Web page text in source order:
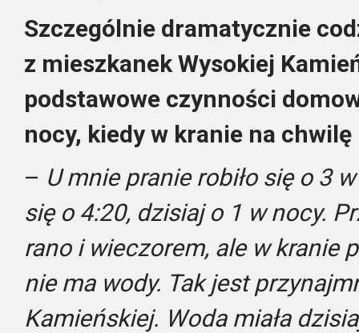
Szczególnie dramatycznie
z mieszkanek Wysokiej
podstawowe czynności
nocy, kiedy w kranie na
– U mnie pranie robiło się o 3
się o 4:20, dzisiaj o 1 w nocy.
rano i wieczorem, ale w kranie
nie ma wody. Tak jest
Kamieńskiej. Woda miała